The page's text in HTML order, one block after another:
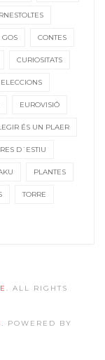
CONTES
CURIOSITATS
ELECCIONS
EUROVISIÓ
ÉS UN PLAER
D´ESTIU
PLANTES
TORRE
. ALL RIGHTS
. POWERED BY